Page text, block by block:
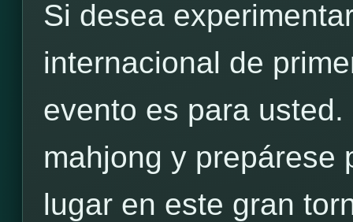
Si desea
internacional de
evento es para
mahjong y prepárese
lugar en este gran